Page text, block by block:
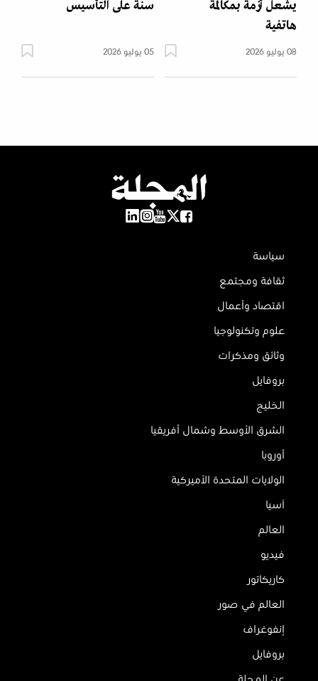
يشعل أزمة بمكالمة
هاتفية
08 يوليو 2026
سنة على التأسيس
05 يوليو 2026
سياسة
ثقافة ومجتمع
اقتصاد وأعمال
علوم وتكنولوجيا
وثائق ومذكرات
بروفايل
الخليج
الشرق الأوسط وشمال أفريقيا
أوروبا
الولايات المتحدة الأميركية
آسيا
العالم
فيديو
كاريكاتور
العالم في صور
إنفوغراف
بروفايل